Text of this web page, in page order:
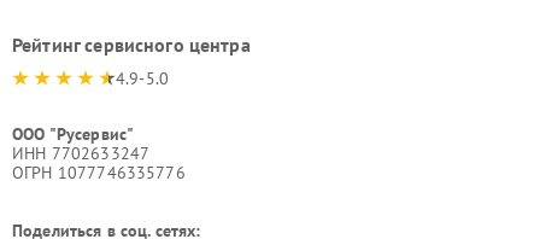
Рейтинг сервисного центра
4.9-5.0
ООО "Русервис"
ИНН 7702633247
ОГРН 1077746335776
Поделиться в соц. сетях: